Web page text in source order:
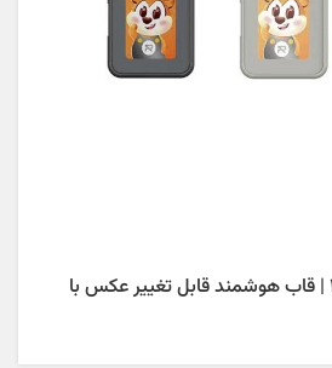
قاب NFC آیفون سری ۱۵ | قاب هوشمند قابل تغییر عکس با